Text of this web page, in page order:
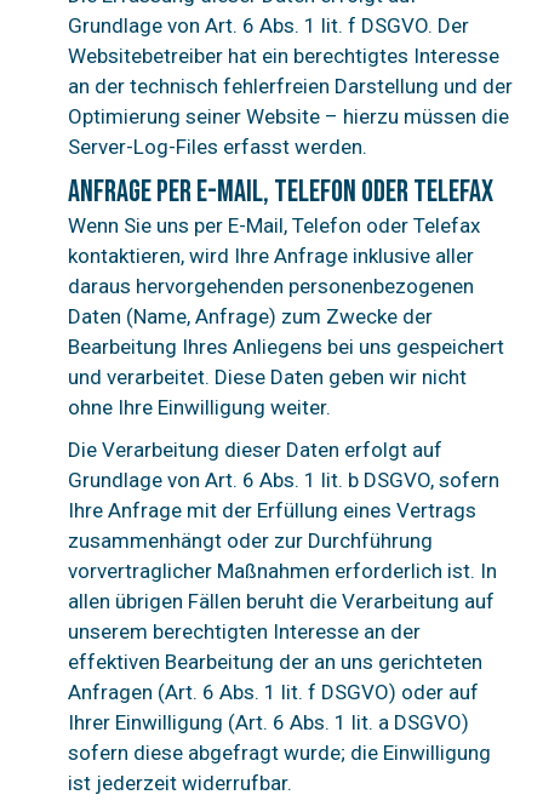
Grundlage von Art. 6 Abs. 1 lit. f DSGVO. Der
Websitebetreiber hat ein berechtigtes Interesse
an der technisch fehlerfreien Darstellung und der
Optimierung seiner Website – hierzu müssen die
Server-Log-Files erfasst werden.
Anfrage per E-Mail, Telefon oder Telefax
Wenn Sie uns per E-Mail, Telefon oder Telefax
kontaktieren, wird Ihre Anfrage inklusive aller
daraus hervorgehenden personenbezogenen
Daten (Name, Anfrage) zum Zwecke der
Bearbeitung Ihres Anliegens bei uns gespeichert
und verarbeitet. Diese Daten geben wir nicht
ohne Ihre Einwilligung weiter.
Die Verarbeitung dieser Daten erfolgt auf
Grundlage von Art. 6 Abs. 1 lit. b DSGVO, sofern
Ihre Anfrage mit der Erfüllung eines Vertrags
zusammenhängt oder zur Durchführung
vorvertraglicher Maßnahmen erforderlich ist. In
allen übrigen Fällen beruht die Verarbeitung auf
unserem berechtigten Interesse an der
effektiven Bearbeitung der an uns gerichteten
Anfragen (Art. 6 Abs. 1 lit. f DSGVO) oder auf
Ihrer Einwilligung (Art. 6 Abs. 1 lit. a DSGVO)
sofern diese abgefragt wurde; die Einwilligung
ist jederzeit widerrufbar.